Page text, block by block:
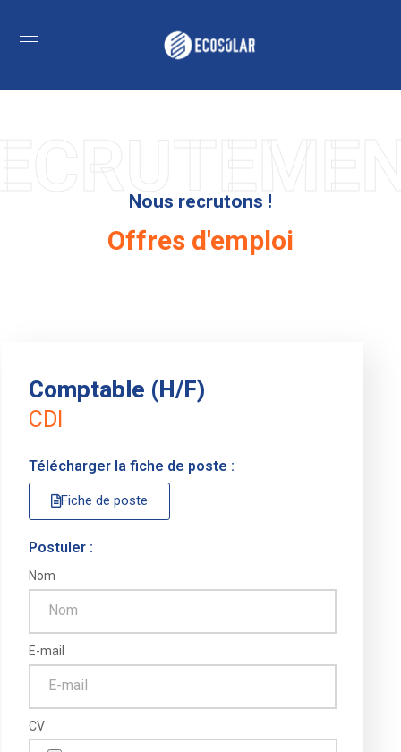
Nous recrutons !
Offres d'emploi
Comptable (H/F)
CDI
Télécharger la fiche de poste :
Fiche de poste
Postuler :
Nom
E-mail
CV